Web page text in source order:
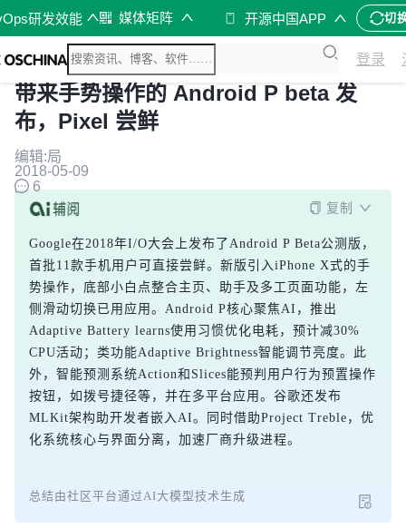
研发效能 媒体矩阵 开源中国APP 切
登录
带来手势操作的 Android P beta 发
布，Pixel 尝鲜
编辑:局
2018-05-09
6
复制
Google在2018年I/O大会上发布了Android P Beta公测版，
首批11款手机用户可直接尝鲜。新版引入iPhone X式的手
势操作，底部小白点整合主页、助手及多工页面功能，左
侧滑动切换已用应用。Android P核心聚焦AI，推出
Adaptive Battery learns使用习惯优化电耗，预计减30%
CPU活动；类功能Adaptive Brightness智能调节亮度。此
外，智能预测系统Action和Slices能预判用户行为预置操作
按钮，如拨号捷径等，并在多平台应用。谷歌还发布
MLKit架构助开发者嵌入AI。同时借助Project Treble，优
化系统核心与界面分离，加速厂商升级进程。
总结由社区平台通过AI大模型技术生成